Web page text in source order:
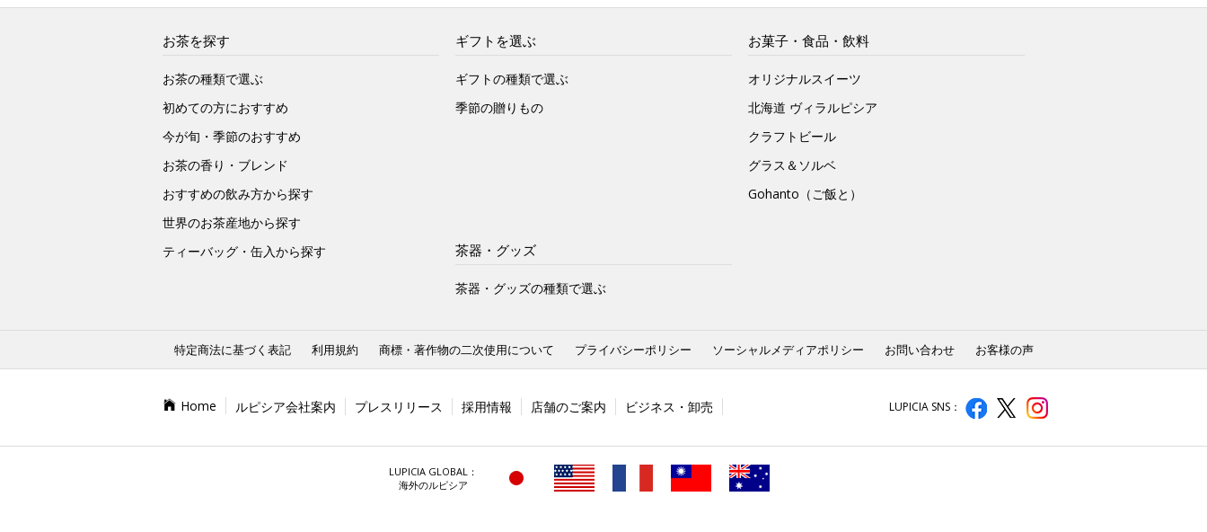
お茶を探す
お茶の種類で選ぶ
初めての方におすすめ
今が旬・季節のおすすめ
お茶の香り・ブレンド
おすすめの飲み方から探す
世界のお茶産地から探す
ティーバッグ・缶入から探す
ギフトを選ぶ
ギフトの種類で選ぶ
季節の贈りもの
お菓子・食品・飲料
オリジナルスイーツ
北海道 ヴィラルピシア
クラフトビール
グラス＆ソルベ
Gohanto（ご飯と）
茶器・グッズ
茶器・グッズの種類で選ぶ
特定商法に基づく表記 利用規約 商標・著作物の二次使用について プライバシーポリシー ソーシャルメディアポリシー お問い合わせ お客様の声
Home ルピシア会社案内 プレスリリース 採用情報 店舗のご案内 ビジネス・卸売 LUPICIA SNS：
LUPICIA GLOBAL：
海外のルピシア